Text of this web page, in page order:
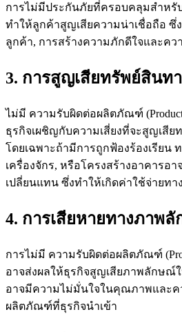
การไม่มีประกันภัยที่ครอบคลุมสำห
ทำให้ลูกค้าสูญเสียความน่าเชื่อถือ ซึ่
ลูกค้า, การสร้างความภักดีใจและค
3. การสูญเสียทรัพย์สินท
ไม่มี ความรับผิดต่อผลิตภัณฑ์ (Product
ธุรกิจเผชิญกับความเสี่ยงที่จะสูญเสี
โดยเฉพาะถ้ามีการถูกฟ้องร้องเรียน
เครื่องจักร, หรือโครงสร้างอาคารอ
เปลี่ยนแทน ซึ่งทำให้เกิดค่าใช้จ่ายทา
4. การเสียหายทางภาพ
การไม่มี ความรับผิดต่อผลิตภัณฑ์
อาจส่งผลให้ธุรกิจสูญเสียภาพลักษณ์
อาจมีความไม่มั่นใจในคุณภาพและค
ผลิตภัณฑ์ที่ธุรกิจนำเข้า